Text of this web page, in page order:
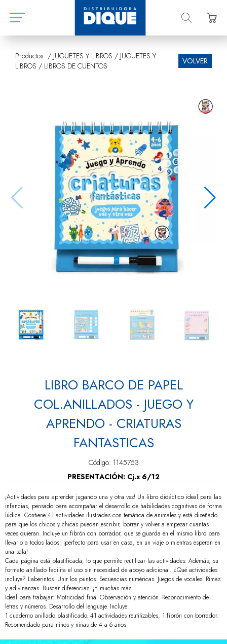
Productos / JUGUETES Y LIBROS / JUGUETES Y
LIBROS / LIBROS DE CUENTOS VOLVER
LIBRO BARCO DE PAPEL
COL.ANILLADOS - JUEGO Y
APRENDO - CRIATURAS
FANTASTICAS
Código: 1145753
PRESENTACIÓN: Cj.x 6/12
¡Actividades para aprender jugando una y otra vez! Un libro didáctico ideal para las
infancias, pensado para acompañar el desarrollo de habilidades cognitivas de forma
lúdica. Contiene 41 actividades ilustradas con temática de animales y está diseñado
para que los chicos y chicas puedan escribir, borrar y volver a empezar cuantas
veces quieran. Incluye un fibrón con borrador, que se guarda en el mismo libro para
llevarlo a todos lados: ¡perfecto para usar en casa, en un viaje o mientras esperan en
una sala!
Cada página está plastificada, lo que permite reutilizar las actividades. Además, su
formato anillado facilita el uso sin necesidad de apoyo adicional. ¿Qué actividades
incluye? Laberintos. Unir los puntos. Secuencias numéricas. Juegos de vocales. Rimas
y adivinanzas. Buscar diferencias. ¡Y muchas más!
Ideal para trabajar: Motricidad fina. Observación y atención. Reconocimiento de
letras y números. Desarrollo del lenguaje. Incluye:
1 cuaderno anillado plastificado. 41 actividades reutilizables, 1 fibrón con borrador.
Recomendado para niños y niñas de 4 a 6 años.